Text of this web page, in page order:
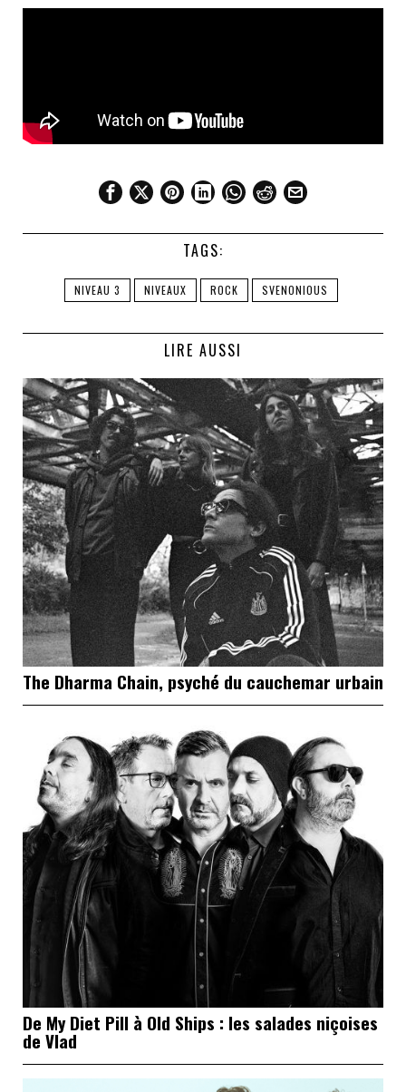
TAGS:
NIVEAU 3 NIVEAUX ROCK SVENONIOUS
LIRE AUSSI
The Dharma Chain, psyché du cauchemar urbain
De My Diet Pill à Old Ships : les salades niçoises
de Vlad